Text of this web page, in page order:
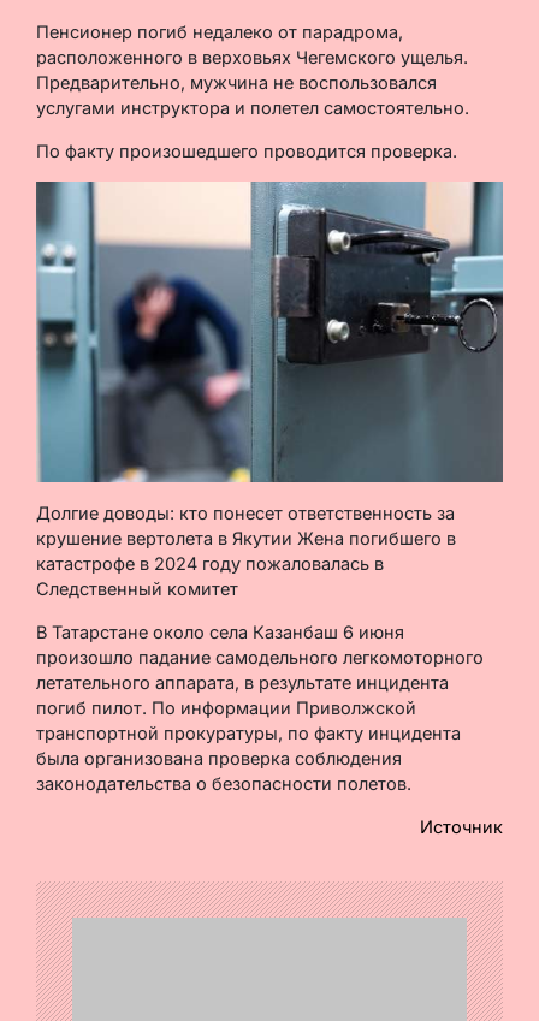
Пенсионер погиб недалеко от парадрома,
расположенного в верховьях Чегемского ущелья.
Предварительно, мужчина не воспользовался
услугами инструктора и полетел самостоятельно.
По факту произошедшего проводится проверка.
Долгие доводы: кто понесет ответственность за
крушение вертолета в Якутии Жена погибшего в
катастрофе в 2024 году пожаловалась в
Следственный комитет
В Татарстане около села Казанбаш 6 июня
произошло падание самодельного легкомоторного
летательного аппарата, в результате инцидента
погиб пилот. По информации Приволжской
транспортной прокуратуры, по факту инцидента
была организована проверка соблюдения
законодательства о безопасности полетов.
Источник